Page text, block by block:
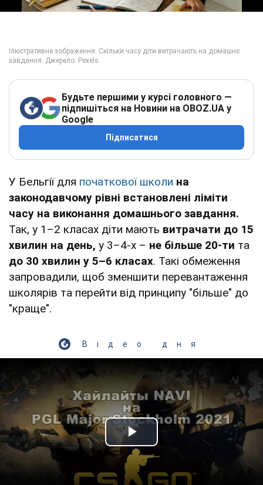
Будьте першими у курсі головного —
підпишіться на Новини на OBOZ.UA у
Google
Підписатися
У Бельгії для початкової школи на
законодавчому рівні встановлені ліміти
часу на виконання домашнього завдання.
Так, у 1–2 класах діти мають витрачати до 15
хвилин на день, у 3–4-х – не більше 20-ти та
до 30 хвилин у 5–6 класах. Такі обмеження
запровадили, щоб зменшити перевантаження
школярів та перейти від принципу "більше" до
"краще".
Відео дня
Play Video